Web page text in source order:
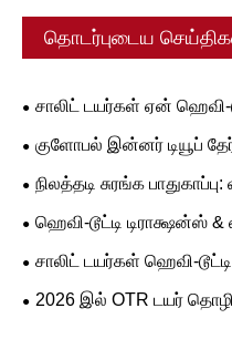
தொடர்புடைய
சாலிட் டயர்கள் ஏன்
அல்டிமேட் அப்கிரேட் ஆகும்?
குளோபல் இன்னர் டியூப்
எதிராக ப்யூட்டில்
சூழ்நிலை அடிப்படையிலான
நிலத்தடி சுரங்க
நேரத்தை நீக்குவதற்கு L-
ஹெவி-டூட்டி டிராக்ஷன்ஸ்
ரப்பர் டயர் டிமாண்ட்
சாலிட் டயர்கள் ஹெவி-
கேம்-சேஞ்சரா?
2026 இல் OTR டயர்